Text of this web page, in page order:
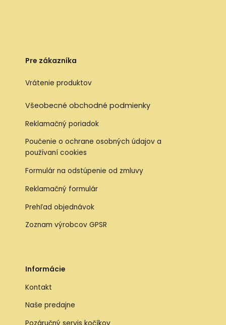
Pre zákazníka
Vrátenie produktov
Všeobecné obchodné podmienky
Reklamačný poriadok
Poučenie o ochrane osobných údajov a
používaní cookies
Formulár na odstúpenie od zmluvy
Reklamačný formulár
Prehľad objednávok
Zoznam výrobcov GPSR
Informácie
Kontakt
Naše predajne